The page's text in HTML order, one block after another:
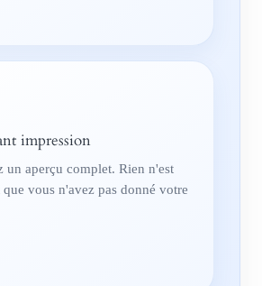
impression
un aperçu complet. Rien n'est
vous n'avez pas donné votre